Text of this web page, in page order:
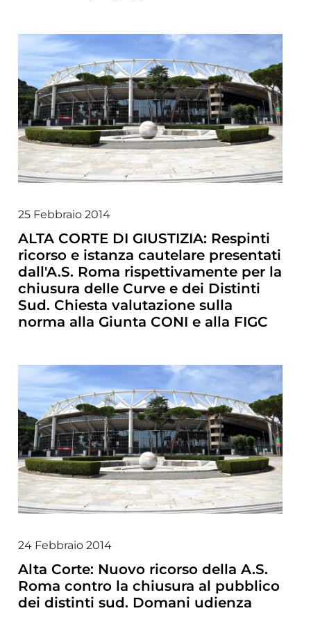
25 Febbraio 2014
ALTA CORTE DI GIUSTIZIA: Respinti
ricorso e istanza cautelare presentati
dall'A.S. Roma rispettivamente per la
chiusura delle Curve e dei Distinti
Sud. Chiesta valutazione sulla
norma alla Giunta CONI e alla FIGC
24 Febbraio 2014
Alta Corte: Nuovo ricorso della A.S.
Roma contro la chiusura al pubblico
dei distinti sud. Domani udienza